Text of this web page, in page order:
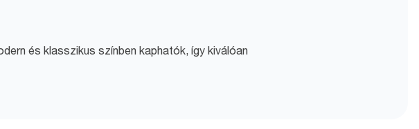
és klasszikus színben kaphatók, így kiválóan